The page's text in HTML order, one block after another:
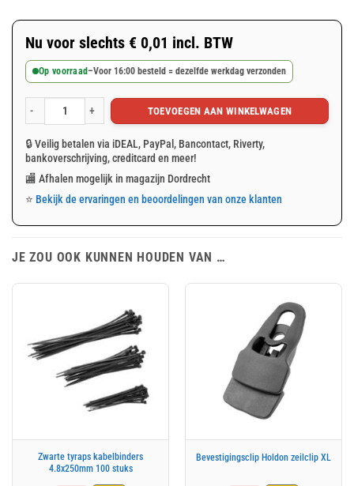
Nu voor slechts € 0,01 incl. BTW
Op voorraad–Voor 16:00 besteld = dezelfde werkdag verzonden
Elastisch koord op maat gemaakt aantalTOEVOEGEN AAN WINKELWAGEN
🔒 Veilig betalen via iDEAL, PayPal, Bancontact, Riverty,
bankoverschrijving, creditcard en meer!
🏬 Afhalen mogelijk in magazijn Dordrecht
⭐ Bekijk de ervaringen en beoordelingen van onze klanten
JE ZOU OOK KUNNEN HOUDEN VAN …
Zwarte tyraps kabelbinders
4.8x250mm 100 stuks
Bevestigingsclip Holdon zeilclip XL